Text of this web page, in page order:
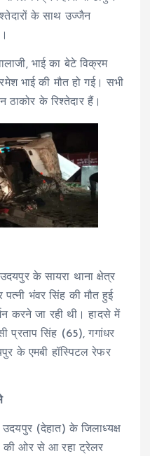
के साथ उज्जैन
भाई का बेटे विक्रम
भाई की मौत हो गई। सभी
ठाकोर के रिश्तेदार हैं।
के सायरा थाना क्षेत्र
पत्नी भंवर सिंह की मौत हुई
करने जा रही थी। हादसे में
प्रताप सिंह (65), गगांधर
के एमबी हॉस्पिटल रेफर
(देहात) के जिलाध्यक्ष
की ओर से आ रहा ट्रेलर